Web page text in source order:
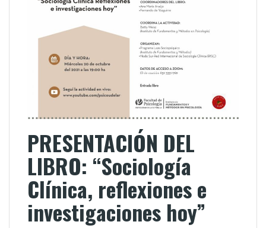
PRESENTACIÓN DEL
LIBRO: “Sociología
Clínica, reflexiones e
investigaciones hoy”